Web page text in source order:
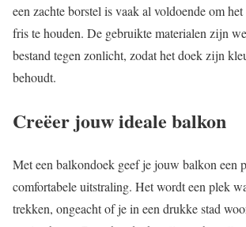
een zachte borstel is vaak al voldoende om
fris te houden. De gebruikte materialen zijn
bestand tegen zonlicht, zodat het doek zijn
behoudt.
Creëer jouw ideale balkon
Met een balkondoek geef je jouw balkon een
comfortabele uitstraling. Het wordt een plek
trekken, ongeacht of je in een drukke stad